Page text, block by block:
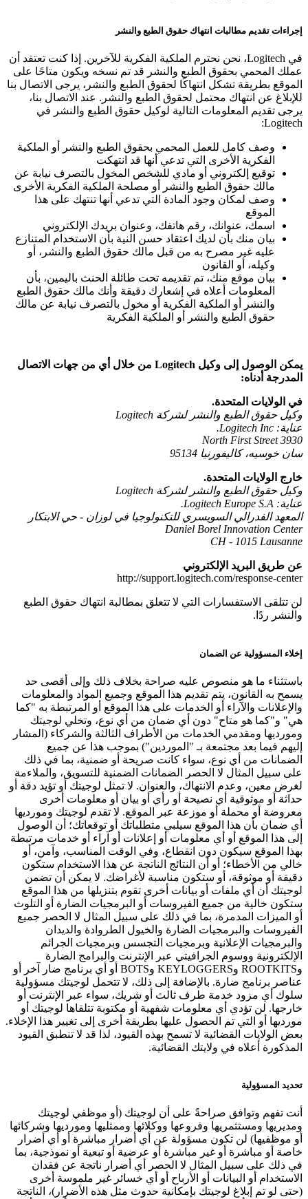
إجراءات تقديم مطالبات انتهاك حقوق الطبع والنشر
في Logitech، نحن نحترم الملكية الفكرية للآخرين. إذا كنت تعتقد أن
عملك المحمي بحقوق الطبع والنشر قد تم نسخه ويكون متاحًا على
الموقع بطريقة تشكل انتهاكًا لحقوق الطبع والنشر، يرجى الاتصال بنا
للإبلاغ عن انتهاك محتمل لحقوق الطبع والنشر. عند الاتصال بنا،
يرجى تقديم المعلومات التالية لوكيل حقوق الطبع والنشر في
Logitech:
وصف كامل للعمل المحمي بحقوق الطبع والنشر أو الملكية
الفكرية الأخرى التي تدعي أنها قد انتهكت
توقيع إلكتروني أو مادي للشخص المخول بالتصرف نيابة عن
مالك حقوق الطبع والنشر أو مصلحة الملكية الفكرية الأخرى
وصف لمكان وجود المادة التي تدعي أنها تنتهك على هذا
الموقع
اسمك، عنوانك، رقم هاتفك، وعنوان بريدك الإلكتروني
بيان منك بأن لديك اعتقاد حسن النية بأن الاستخدام المتنازع
عليه غير مصرح به من قبل مالك حقوق الطبع والنشر، أو
وكيله، أو القانون
بيان موقع منك، تم تقديمه تحت طائلة الحنث باليمين، بأن
المعلومات أعلاه في إشعارك دقيقة وأنك مالك حقوق الطبع
والنشر أو الملكية الفكرية أو مخول بالتصرف نيابة عن مالك
حقوق الطبع والنشر أو الملكية الفكرية
يمكن الوصول إلى وكيل Logitech من خلال أي من جهات الاتصال
المدرجة أدناه:
في الولايات المتحدة.
وكيل حقوق الطبع والنشر لشركة Logitech
عناية: Logitech Inc.
3930 North First Street
سان خوسيه، كاليفورنيا 95134
خارج الولايات المتحدة.
وكيل حقوق الطبع والنشر لشركة Logitech
عناية: Logitech Europe S.A.
المعهد الفدرالي السويسري للتكنولوجيا في لوزان - حي الابتكار
Daniel Borel Innovation Center
CH - 1015 Lausanne
عن طريق البريد الإلكتروني
http://support.logitech.com/response-center
لن تتلقى الاستفسارات التي لا تتعلق بمطالبة انتهاك حقوق الطبع
والنشر ردًا.
إخلاء المسؤولية عن الضمان
باستثناء ما هو منصوص عليه صراحة بخلاف ذلك وإلى أقصى حد
يسمح به القانون، يتم تقديم هذا الموقع وجميع المواد والمعلومات
والإعلانات والآراء أو الخدمات على هذا الموقع أو المرتبطة به "كما
هي" و"كما هو متاح" دون أي ضمان من أي نوع، وتخلي لوجيتك
ومورديها ومقدمي الخدمات من الأطراف الثالثة والشركاء (المشار
إليهم فيما بعد مجتمعة بـ "الموردين") بموجب هذا عن جميع
الضمانات من أي نوع، سواء كانت صريحة أو ضمنية، بما في ذلك
على سبيل المثال لا الحصر الضمانات الضمنية للتسويق، والملاءمة
لغرض معين، وعدم الانتهاك، والعنوان. لا تمثل لوجيتك أو تؤيد دقة أو
حداثة أو موثوقية أي نصيحة أو رأي أو بيان أو معلومات أخرى
معروضة أو محملة أو موزعة عبر الموقع. لا تقدم لوجيتك ومورديها
أي ضمان بأن هذا الموقع سيلبي متطلباتك أو توقعاتك؛ أن الوصول
إلى هذا الموقع أو أي معلومات أو إعلانات أو آراء أو خدمات مرتبطة
بهذا الموقع سيكون دون انقطاع، وفي الوقت المناسب، وآمن، أو
خالي من الأخطاء؛ أو أن النتائج الناتجة عن هذا الاستخدام ستكون
دقيقة أو موثوقة، أو ستكون مناسبة لأغراضك. لا يمكن أن تضمن
لوجيتك أن أي ملفات أو بيانات أخرى تقوم بتنزيلها من هذا الموقع
ستكون خالية من جميع الفيروسات أو البرمجيات الضارة أو التلوث
أو الميزات المدمرة، بما في ذلك على سبيل المثال لا الحصر جميع
الفيروسات والبرمجيات الضارة والخيول الطروادة والديدان
والبرمجيات الإعلانية وبرمجيات التجسس وبرمجيات الجرائم
الإلكترونية ووسوم الجرافيتي عبر الإنترنت والبرامج الضارة
وROOTKITS وKEYLOGGERS وBOTS أو أي برنامج ضار آخر أو
عناصر برنامج ضارة. بالإضافة إلى ذلك، لا تتحمل لوجيتك مسؤولية
سلوك أي مزود خدمة طرف ثالث أو شريك، سواء عبر الإنترنت أو
خارجها. لن تؤدي أي معلومات شفهية أو مكتوبة تتلقاها لوجيتك أو
مورديها أو التي تم الحصول عليها بطريقة أخرى إلى تغيير هذا الإخلاء.
بعض الولايات القضائية لا تسمح بهذه القيود، لذا قد لا تنطبق القيود
المذكورة أعلاه في ولايتك القضائية.
تحديد المسؤولية
أنت تفهم وتوافق صراحةً على أن لوجيتك (أو موظفي لوجيتك
ومديريها ومستثمريها وفروعها ووكلائها وممثليها ومورديها وشركائها
أو موظفيها) لن تكون مسؤولة عن أي أضرار مباشرة أو أي أضرار
خاصة أو مباشرة أو غير مباشرة أو عرضية أو تبعية أو نموذجية، بما
في ذلك على سبيل المثال لا الحصر أي أضرار ناتجة عن فقدان
الاستخدام أو البيانات أو الأرباح أو أي خسائر غير ملموسة أخرى
(حتى لو تم إبلاغ لوجيتك بإمكانية حدوث مثل هذه الأضرار)، الناتجة